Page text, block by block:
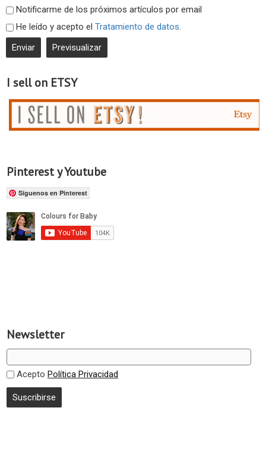
I sell on ETSY
Pinterest y Youtube
Síguenos en Pinterest
Newsletter
Acepto Política Privacidad
Notificarme de los próximos artículos por email
He leído y acepto el Tratamiento de datos.